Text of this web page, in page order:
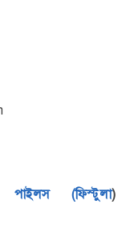
(ফিস্টুলা)